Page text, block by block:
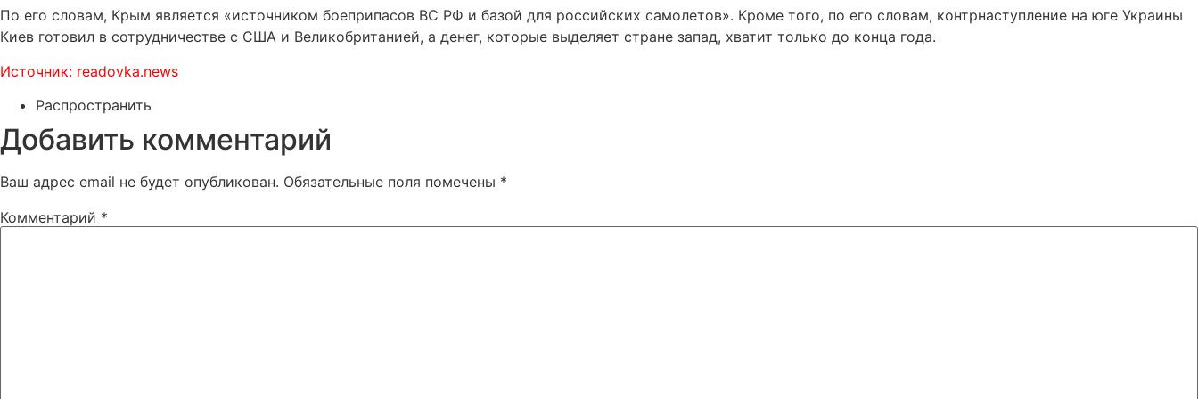
По его словам, Крым является «источником боеприпасов ВС РФ и базой для российских самолетов». Кроме того, по его словам, контрнаступление на юге Украины
Киев готовил в сотрудничестве с США и Великобританией, а денег, которые выделяет стране запад, хватит только до конца года.
Источник: readovka.news
Распространить
Добавить комментарий
Ваш адрес email не будет опубликован. Обязательные поля помечены *
Комментарий *